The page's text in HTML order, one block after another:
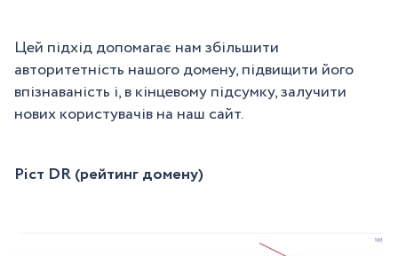
Цей підхід допомагає нам збільшити
авторитетність нашого домену, підвищити його
впізнаваність і, в кінцевому підсумку, залучити
нових користувачів на наш сайт.
Ріст DR (рейтинг домену)